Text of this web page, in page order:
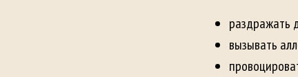
раздражать
вызывать